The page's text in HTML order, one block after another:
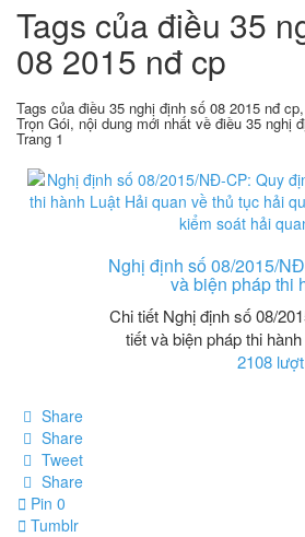
Tags của điều 35
08 2015 nđ cp
Tags của điều 35 nghị định số 08 2015 nđ
Trọn Gói, nội dung mới nhất về điều 35 nghị
Trang 1
Nghị định số 08/2015/
và biện pháp thi
Chi tiết Nghị định số 08/
tiết và biện pháp thi
2108
Share
Share
Tweet
Share
Pin 0
Tumblr